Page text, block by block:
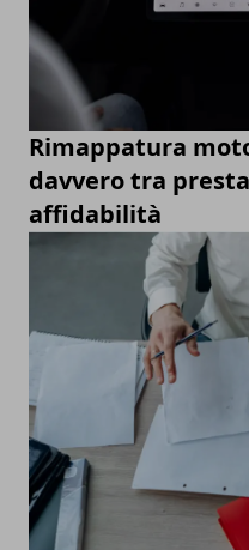
Rimappatura
davvero tra
affidabilità